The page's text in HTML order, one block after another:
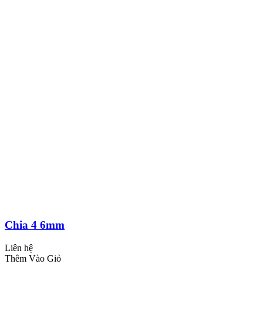
Chia 4 6mm
Liên hệ
Thêm Vào Giỏ